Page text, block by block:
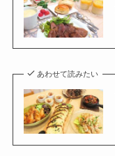
あわせて読みたい